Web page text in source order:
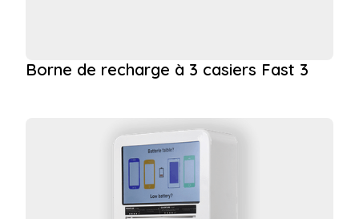
Borne de recharge à 3 casiers Fast 3